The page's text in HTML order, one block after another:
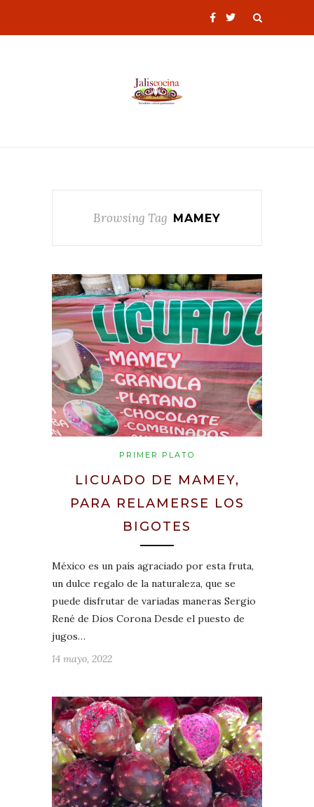
Browsing Tag MAMEY
PRIMER PLATO
LICUADO DE MAMEY,
PARA RELAMERSE LOS
BIGOTES
México es un país agraciado por esta fruta,
un dulce regalo de la naturaleza, que se
puede disfrutar de variadas maneras Sergio
René de Dios Corona Desde el puesto de
jugos…
14 mayo, 2022